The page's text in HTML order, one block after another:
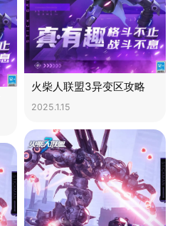
火柴人联盟3异变区攻略
2025.1.15